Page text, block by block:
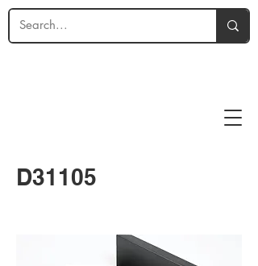
D31105